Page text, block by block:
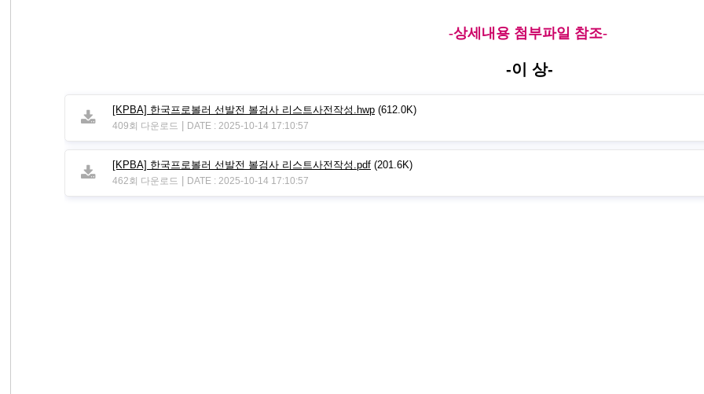
-상세내용 첨부파일 참조-
-이 상-
[KPBA] 한국프로볼러 선발전 볼검사 리스트사전작성.hwp(612.0K)
409회 다운로드 DATE : 2025-10-14 17:10:57
[KPBA] 한국프로볼러 선발전 볼검사 리스트사전작성.pdf(201.6K)
462회 다운로드 DATE : 2025-10-14 17:10:57